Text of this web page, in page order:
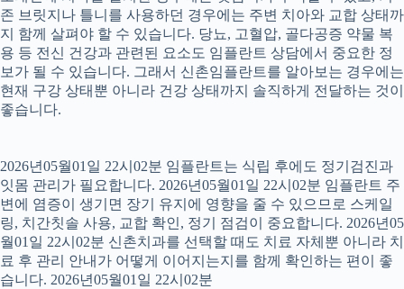
존 브릿지나 틀니를 사용하던 경우에는 주변 치아와 교합 상태까
지 함께 살펴야 할 수 있습니다. 당뇨, 고혈압, 골다공증 약물 복
용 등 전신 건강과 관련된 요소도 임플란트 상담에서 중요한 정
보가 될 수 있습니다. 그래서 신촌임플란트를 알아보는 경우에는
현재 구강 상태뿐 아니라 건강 상태까지 솔직하게 전달하는 것이
좋습니다.
2026년05월01일 22시02분 임플란트는 식립 후에도 정기검진과
잇몸 관리가 필요합니다. 2026년05월01일 22시02분 임플란트 주
변에 염증이 생기면 장기 유지에 영향을 줄 수 있으므로 스케일
링, 치간칫솔 사용, 교합 확인, 정기 점검이 중요합니다. 2026년05
월01일 22시02분 신촌치과를 선택할 때도 치료 자체뿐 아니라 치
료 후 관리 안내가 어떻게 이어지는지를 함께 확인하는 편이 좋
습니다. 2026년05월01일 22시02분